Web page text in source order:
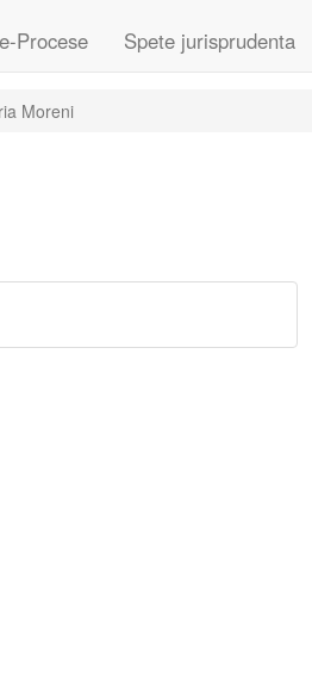
Procese Spete jurisprudenta
Moreni